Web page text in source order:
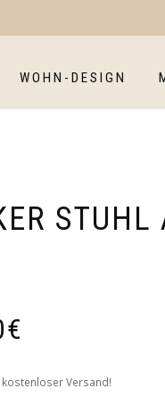
WOHN-DESIGN
STUHL
€
kostenloser Versand!